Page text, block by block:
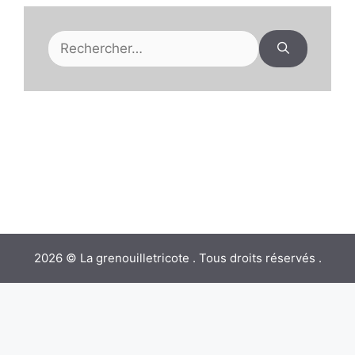
Rechercher :
2026 © La grenouilletricote . Tous droits réservés .